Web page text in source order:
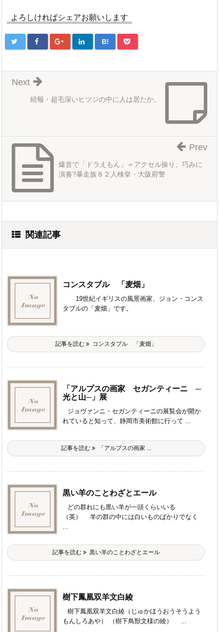
よろしければシェアお願いします
B!
続報・超毛深いヒツジの中に人は居たか。
Next
爆音で「ドラえもん」＝アクセル操り、巧みに
演奏?暴走族８２人検挙・大阪府警
Prev
関連記事
コンスタブル 「麦畑」
19世紀イギリスの風景画家、ジョン・コンス
タブルの「麦畑」です。
記事を読む コンスタブル 「麦畑」
「アルプスの画家 セガンティーニ ─
光と山─」展
ジョヴァンニ・セガンティーニの展覧会が開か
れていると知って、静岡市美術館に行って ...
記事を読む 「アルプスの画家 ...
黒い羊のことわざとエール
どの群れにも黒い羊が一頭くらいいる
（英） 羊の群の中には白いものばかりでなく
記事を読む 黒い羊のことわざとエール
樹下鳳凰双羊文白綾
樹下鳳凰双羊文白綾（じゅかほうおうそうよう
もんしろあや） （樹下鳥獣文様の綾） ...